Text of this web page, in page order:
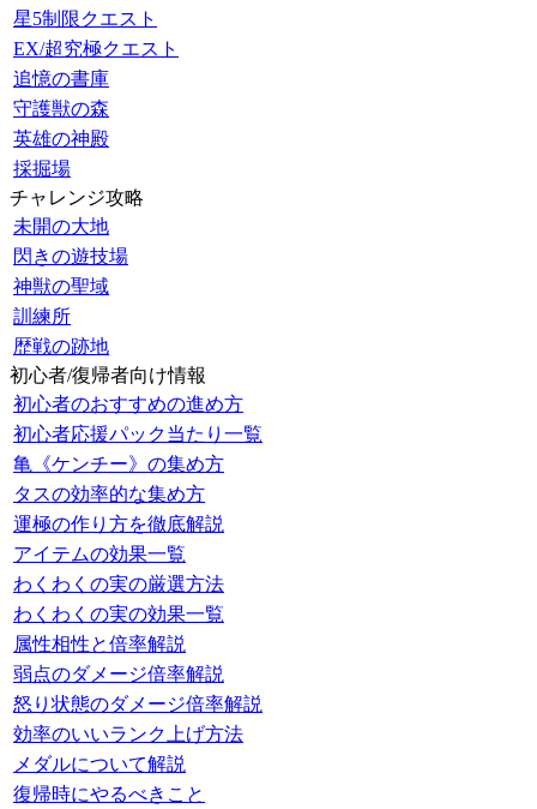
星5制限クエスト
EX/超究極クエスト
追憶の書庫
守護獣の森
英雄の神殿
採掘場
チャレンジ攻略
未開の大地
閃きの遊技場
神獣の聖域
訓練所
歴戦の跡地
初心者/復帰者向け情報
初心者のおすすめの進め方
初心者応援パック当たり一覧
亀《ケンチー》の集め方
タスの効率的な集め方
運極の作り方を徹底解説
アイテムの効果一覧
わくわくの実の厳選方法
わくわくの実の効果一覧
属性相性と倍率解説
弱点のダメージ倍率解説
怒り状態のダメージ倍率解説
効率のいいランク上げ方法
メダルについて解説
復帰時にやるべきこと